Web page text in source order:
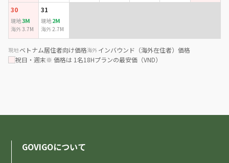
30
現地3M
海外3.7M
31
現地2M
海外2.7M
現地 ベトナム居住者向け価格海外 インバウンド（海外在住者）価格
祝日・週末※ 価格は 1名18Hプランの最安価（VND）
GOVIGOについて